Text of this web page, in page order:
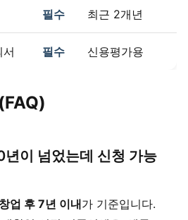
필수 최근 2개년
필수 신용평가용
년이 넘었는데 신청 가능
업 후 7년 이내가 기준입니다.